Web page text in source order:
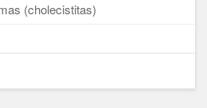
(cholecistitas)